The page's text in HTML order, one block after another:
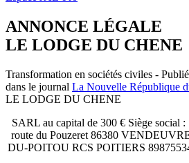
ANNONCE LÉGALE
LE LODGE DU CHENE
Transformation en sociétés civiles -
dans le journal La Nouvelle République
LE LODGE DU CHENE
SARL au capital de 300 € Siège social :
route du Pouzeret 86380
DU-POITOU RCS POITIERS